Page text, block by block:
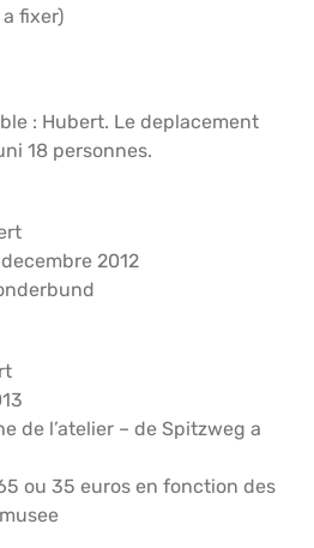
fixer)
: Hubert. Le deplacement
18 personnes.
2012
de l’atelier – de Spitzweg a
ou 35 euros en fonction des